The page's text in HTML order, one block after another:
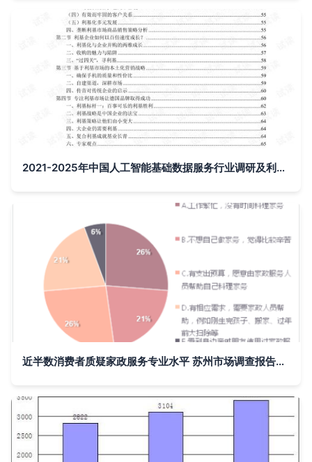
2021-2025年中国人工智能基础数据服务行业调研及利基市场战略咨询报告
近半数消费者质疑家政服务专业水平 苏州市场调查报告揭示行业痛点